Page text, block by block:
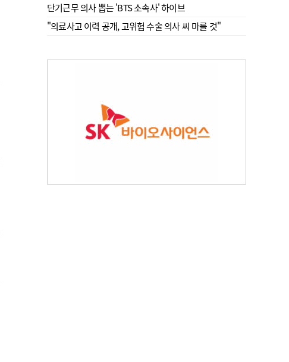
단기근무 의사 뽑는 'BTS 소속사' 하이브
"의료사고 이력 공개, 고위험 수술 의사 씨 마를 것"